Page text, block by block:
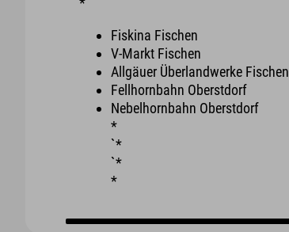
Fiskina Fischen
V-Markt Fischen
Allgäuer Überlandwerke Fischen
Fellhornbahn Oberstdorf
Nebelhornbahn Oberstdorf
*
`*
`*
*